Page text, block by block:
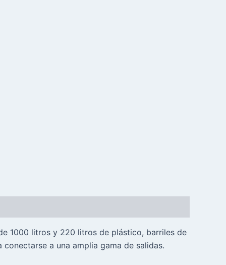
1000 litros y 220 litros de plástico, barriles de
a una amplia gama de salidas.